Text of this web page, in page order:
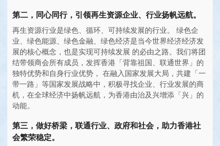
第二，同心同行，引领再生资源企业、行业扬帆远航。
再生资源行业是绿色、循环、可持续发展的行业。 绿色企
业、绿色能源、绿色金融、绿色经济是当今世界经济经济发
展的核心概念，也是实现可持续发展 的必由之路。我们将团
结带领商会所有成员，发挥香港「背靠祖国、联通世界」的
独特优势和自身行业优势， 在融入国家发展大局，共建「一
带一路」等国家发展战略中，积极寻找企业、行业发展的商
机，在全球经济中扬帆远航，为香港由治及兴增添「兴」的
动能。
第三，做好桥梁，联通行业、政府和社会，助力香港社
会繁荣稳定。